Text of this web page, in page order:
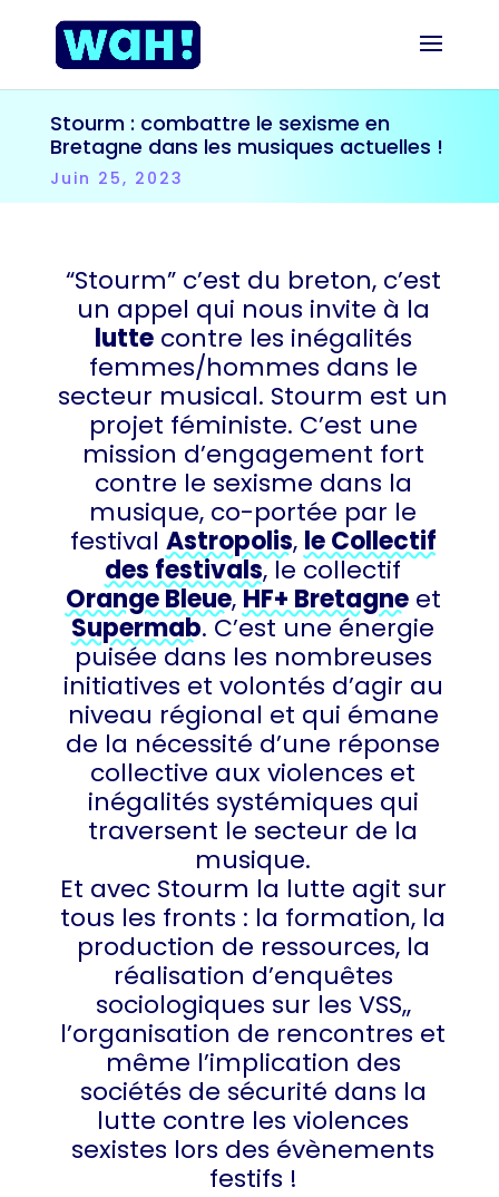
Stourm : combattre le sexisme en
Bretagne dans les musiques actuelles !
Juin 25, 2023
“Stourm” c’est du breton, c’est
un appel qui nous invite à la
luttecontre les inégalités
femmes/hommes dans le
secteur musical. Stourm est un
projet féministe. C’est une
mission d’engagement fort
contre le sexisme dans la
musique, co-portée par le
festival Astropolis, le Collectif
des festivals, le collectif
Orange Bleue,HF+ Bretagneet
Supermab. C’est une énergie
puisée dans les nombreuses
initiatives et volontés d’agir au
niveau régional et qui émane
de la nécessité d’une réponse
collective aux violences et
inégalités systémiques qui
traversent le secteur de la
musique.
Et avec Stourm la lutte agit sur
tous les fronts : la formation, la
production de ressources, la
réalisation d’enquêtes
sociologiques sur les VSS,,
l’organisation de rencontres et
même l’implication des
sociétés de sécurité dans la
lutte contre les violences
sexistes lors des évènements
festifs !